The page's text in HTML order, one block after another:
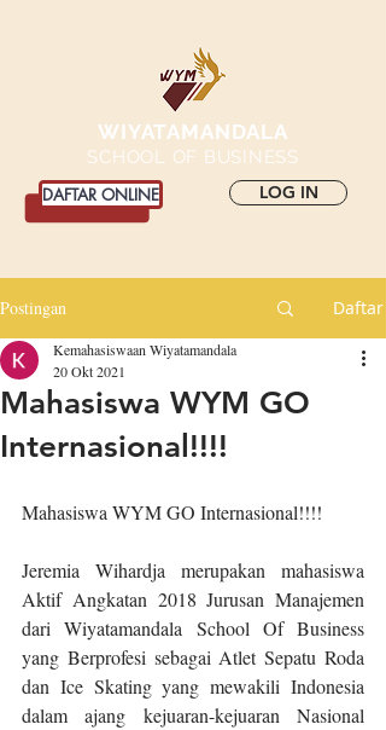
WIYATAMANDALA
SCHOOL OF BUSINESS
LOG IN
DAFTAR ONLINE
Postingan Daftar
Mahasiswa WYM GO
Internasional!!!!
Kemahasiswaan Wiyatamandala
20 Okt 2021
Mahasiswa WYM GO Internasional!!!!
Jeremia Wihardja merupakan mahasiswa
Aktif Angkatan 2018 Jurusan Manajemen
dari Wiyatamandala School Of Business
yang Berprofesi sebagai Atlet Sepatu Roda
dan Ice Skating yang mewakili Indonesia
dalam ajang kejuaran-kejuaran Nasional